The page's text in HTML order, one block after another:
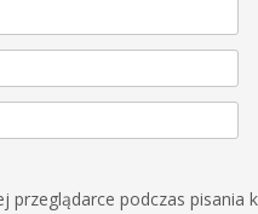
przeglądarce podczas pisania